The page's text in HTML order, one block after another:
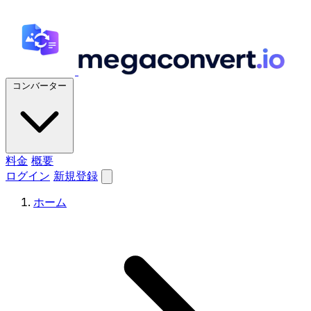
コンバーター
料金 概要
ログイン 新規登録
ホーム